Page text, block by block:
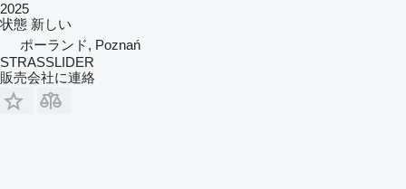
2025
状態 新しい
ポーランド, Poznań
STRASSLIDER
販売会社に連絡